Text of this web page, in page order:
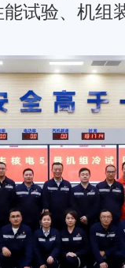
试验、机组